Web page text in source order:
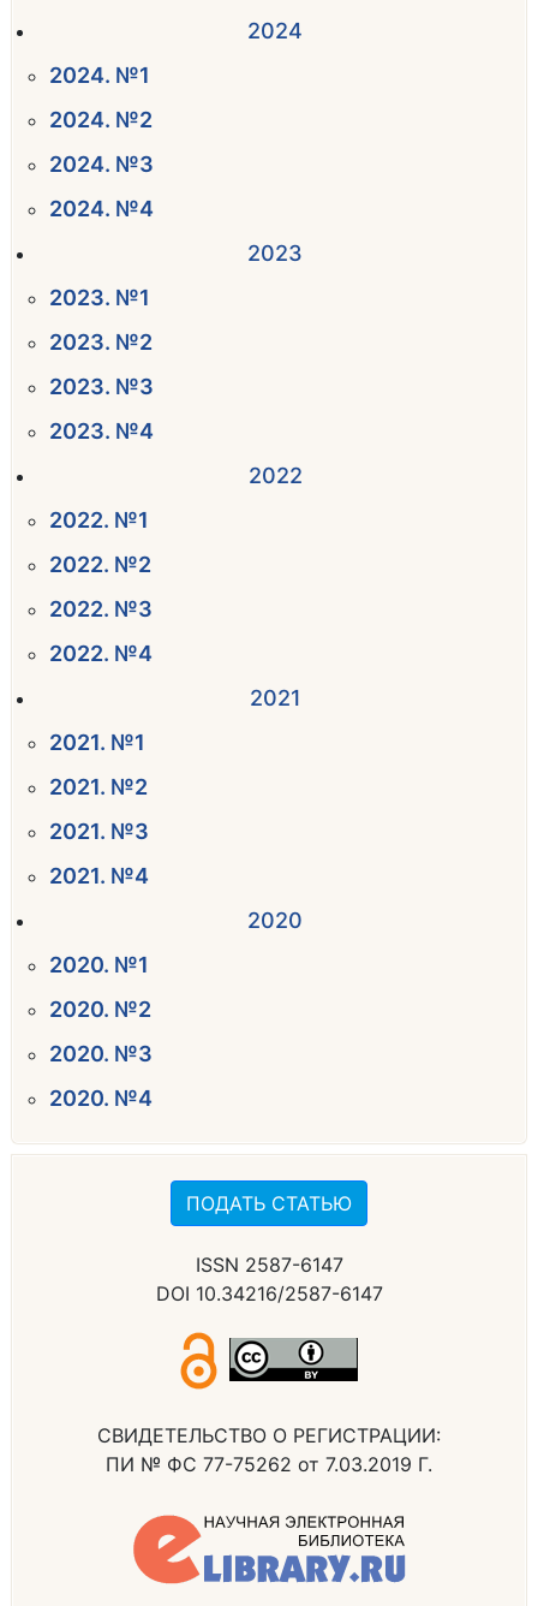
ПОДАТЬ СТАТЬЮ
ISSN 2587-6147
DOI 10.34216/2587-6147
СВИДЕТЕЛЬСТВО О РЕГИСТРАЦИИ:
ПИ № ФС 77-75262 от 7.03.2019 Г.
2024
2024. №1
2024. №2
2024. №3
2024. №4
2023
2023. №1
2023. №2
2023. №3
2023. №4
2022
2022. №1
2022. №2
2022. №3
2022. №4
2021
2021. №1
2021. №2
2021. №3
2021. №4
2020
2020. №1
2020. №2
2020. №3
2020. №4